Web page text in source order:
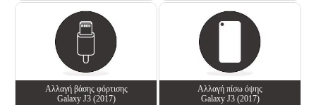
Αλλαγή βάσης φόρτισης
Galaxy J3 (2017)
Αλλαγή πίσω όψης
Galaxy J3 (2017)